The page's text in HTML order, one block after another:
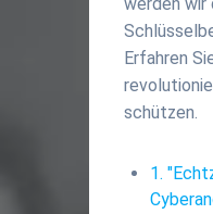
Erfahren
schützen.
1.